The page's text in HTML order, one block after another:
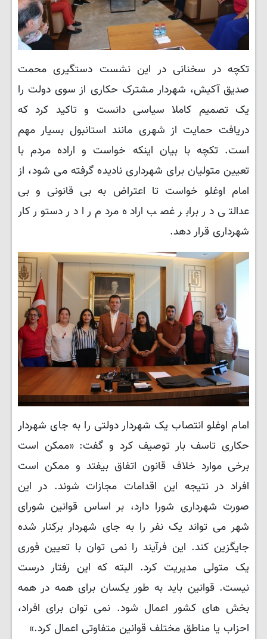
تکچه در سخنانی در این نشست دستگیری محمت
صدیق آکیش، شهردار مشترک حکاری از سوی دولت را
یک تصمیم کاملا سیاسی دانست و تاکید کرد که
دریافت حمایت از شهری مانند استانبول بسیار مهم
است. تکچه با بیان اینکه خواست و اراده مردم با
تعیین متولیان برای شهرداری نادیده گرفته می شود، از
امام اوغلو خواست تا اعتراض به بی قانونی و بی
عدالتی در برابر غصب اراده مردم را در دستور کار
شهرداری قرار دهد.
امام اوغلو انتصاب یک شهردار دولتی را به جای شهردار
حکاری تاسف بار توصیف کرد و گفت: «ممکن است
برخی موارد خلاف قانون اتفاق بیفتد و ممکن است
افراد در نتیجه این اقدامات مجازات شوند. در این
صورت شهرداری شورا دارد، بر اساس قوانین شورای
شهر می تواند یک نفر را به جای شهردار برکنار شده
جایگزین کند. این فرآیند را نمی توان با تعیین فوری
یک متولی مدیریت کرد. البته که این رفتار درست
نیست. قوانین باید به طور یکسان برای همه در همه
بخش های کشور اعمال شود. نمی توان برای افراد،
احزاب یا مناطق مختلف قوانین متفاوتی اعمال کرد.»